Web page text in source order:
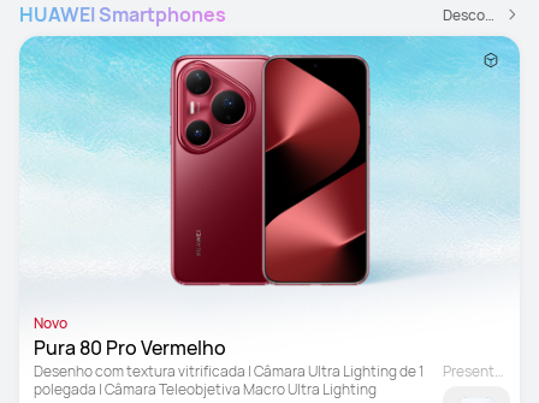
HUAWEI Smartphones Descobrir Mais
Novo
Desenho com textura vitrificada | Câmara Ultra Lighting de 1
polegada | Câmara Teleobjetiva Macro Ultra Lighting
Presente grátis